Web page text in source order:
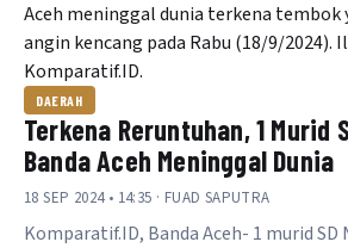
DAERAH
Terkena Reruntuhan, 1 Murid
Banda Aceh Meninggal Dunia
18 SEP 2024 • 14:35 · FUAD SAPUTRA
Komparatif.ID, Banda Aceh- 1 murid SD